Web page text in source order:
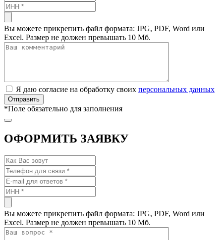
Вы можете прикрепить файл формата: JPG, PDF, Word или
Excel. Размер не должен превышать 10 Мб.
Я даю согласие на обработку своих персональных данных
*Поле обязательно для заполнения
ОФОРМИТЬ ЗАЯВКУ
Вы можете прикрепить файл формата: JPG, PDF, Word или
Excel. Размер не должен превышать 10 Мб.